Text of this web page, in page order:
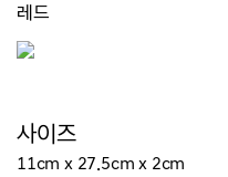
레드
사이즈
11cm x 27.5cm x 2cm